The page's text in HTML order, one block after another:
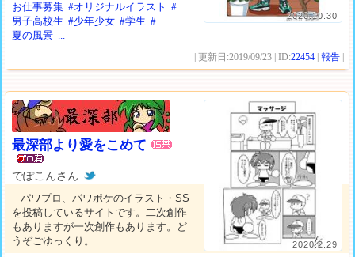
2020.10.30
お仕事募集 #オリジナルイラスト
#
男子高校生 #少年少女 #学生 #
夏の風景 ...
| 更新日:2019/09/23 | ID:22454 |報告
2020.2.29
最深部より愛をこめて
でぽこんさん
パワプロ、パワポケのイラスト・SS
を投稿しているサイトです。二次創作
もありますが一次創作もあります。ど
うぞごゆっくり。